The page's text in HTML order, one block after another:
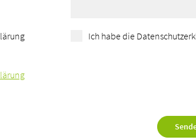
Ich habe die